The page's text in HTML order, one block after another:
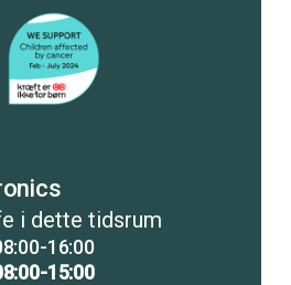
i dette tidsrum
16:00
15:00